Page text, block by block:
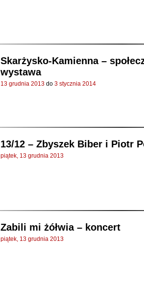
Skarżysko-Kamienna –
wystawa
13 grudnia 2013 do 3 stycznia 2014
13/12 – Zbyszek Biber i Piotr
piątek, 13 grudnia 2013
Zabili mi żółwia – koncert
piątek, 13 grudnia 2013